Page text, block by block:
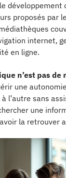
développement
proposés par
internet,
en ligne.
n’est pas
une
l’autre sans
une
la retrouver